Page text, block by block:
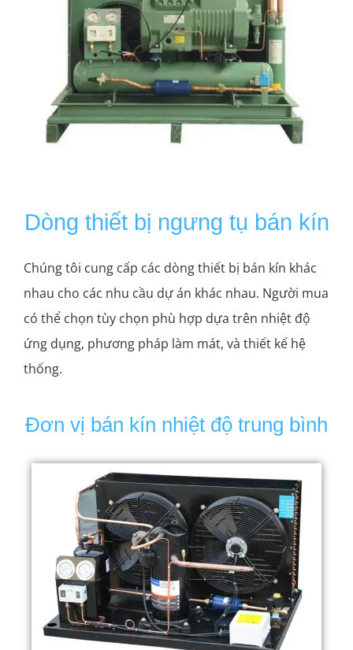
Dòng thiết bị ngưng tụ bán kín
Chúng tôi cung cấp các dòng thiết bị bán kín khác
nhau cho các nhu cầu dự án khác nhau. Người mua
có thể chọn tùy chọn phù hợp dựa trên nhiệt độ
ứng dụng, phương pháp làm mát, và thiết kế hệ
thống.
Đơn vị bán kín nhiệt độ trung bình